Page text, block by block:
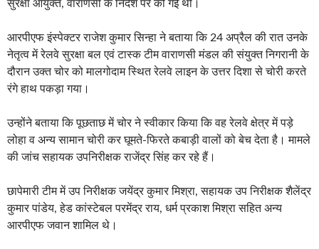
सुरक्षा आयुक्त, वाराणसी के निर्देश पर की गई थी।
आरपीएफ इंस्पेक्टर राजेश कुमार सिन्हा ने बताया कि 24 अप्रैल की रात उनके
नेतृत्व में रेलवे सुरक्षा बल एवं टास्क टीम वाराणसी मंडल की संयुक्त निगरानी के
दौरान उक्त चोर को मालगोदाम स्थित रेलवे लाइन के उत्तर दिशा से चोरी करते
रंगे हाथ पकड़ा गया।
उन्होंने बताया कि पूछताछ में चोर ने स्वीकार किया कि वह रेलवे क्षेत्र में पड़े
लोहा व अन्य सामान चोरी कर घूमते-फिरते कबाड़ी वालों को बेच देता है। मामले
की जांच सहायक उपनिरीक्षक राजेंद्र सिंह कर रहे हैं।
छापेमारी टीम में उप निरीक्षक जयेंद्र कुमार मिश्रा, सहायक उप निरीक्षक शैलेंद्र
कुमार पांडेय, हेड कांस्टेबल परमेंद्र राय, धर्म प्रकाश मिश्रा सहित अन्य
आरपीएफ जवान शामिल थे।